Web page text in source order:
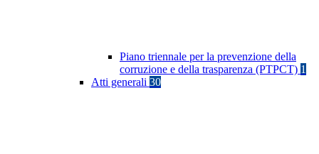
Piano triennale per la prevenzione della
corruzione e della trasparenza (PTPCT) 1
Atti generali 30